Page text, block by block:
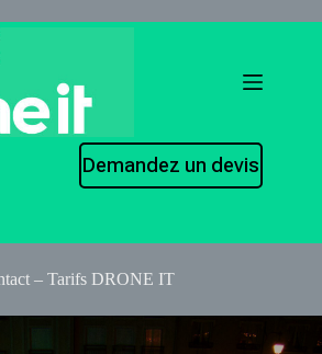
Demandez un devis
– Tarifs DRONE IT